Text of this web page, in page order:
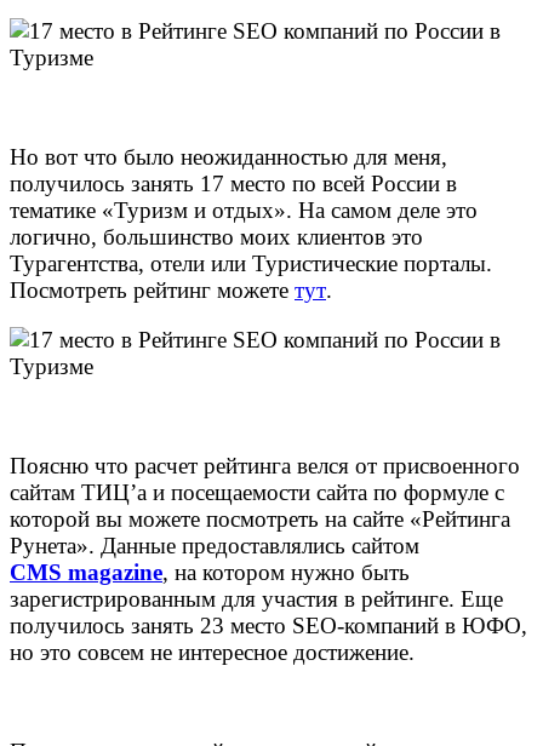
Но вот что было неожиданностью для меня,
получилось занять 17 место по всей России в
тематике «Туризм и отдых». На самом деле это
логично, большинство моих клиентов это
Турагентства, отели или Туристические порталы.
Посмотреть рейтинг можете тут.
Поясню что расчет рейтинга велся от присвоенного
сайтам ТИЦ’а и посещаемости сайта по формуле с
которой вы можете посмотреть на сайте «Рейтинга
Рунета». Данные предоставлялись сайтом
CMS magazine, на котором нужно быть
зарегистрированным для участия в рейтинге. Еще
получилось занять 23 место SEO-компаний в ЮФО,
но это совсем не интересное достижение.